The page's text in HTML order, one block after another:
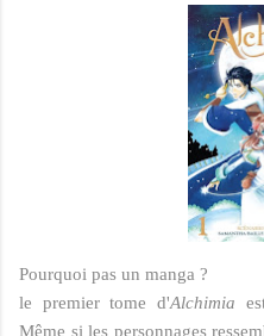
Pourquoi pas un manga ?
le premier tome d'Alchimia
Même si les personnages